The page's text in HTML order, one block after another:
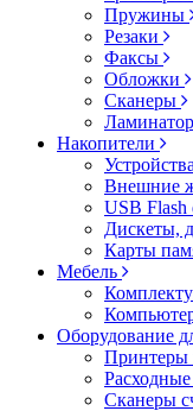
Пружины
Резаки
Факсы
Обложки
Сканеры
Накопители
Внешние
USB Flash
Дискеты,
Карты
Мебель
Оборудование
Принтеры
Сканеры